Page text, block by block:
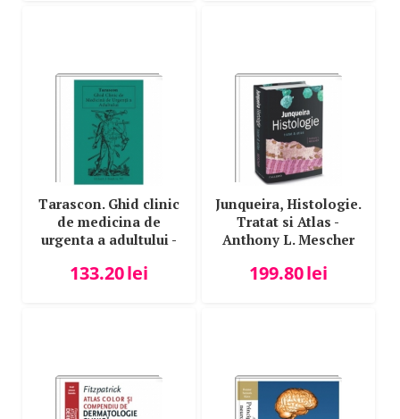
Tarascon. Ghid clinic
de medicina de
urgenta a adultului -
133.20lei
Junqueira, Histologie.
Tratat si Atlas -
Anthony L. Mescher
199.80lei